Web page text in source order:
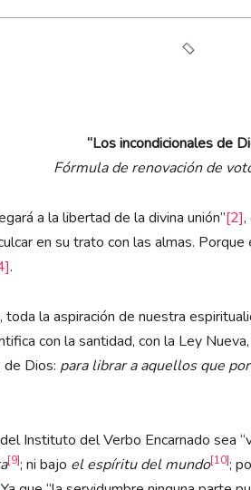
“Los incondicionales de
Fórmula de renovación de
a la libertad de la divina unión”[2],
en su trato con las almas.
.
la aspiración de nuestra
con la santidad, con la Ley
Dios: para librar a aquellos que
Instituto del Verbo Encarnado sea
[9]; ni bajo el espíritu del mundo[10];